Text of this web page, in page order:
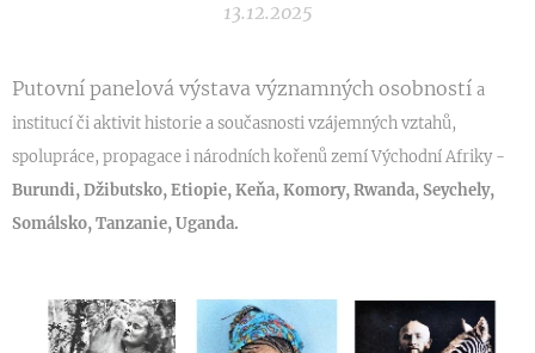
13.12.2025
Putovní panelová výstava významných osobností a
institucí či aktivit historie a současnosti vzájemných vztahů,
spolupráce, propagace i národních kořenů zemí Východní Afriky -
Burundi, Džibutsko, Etiopie, Keňa, Komory, Rwanda, Seychely,
Somálsko, Tanzanie, Uganda.